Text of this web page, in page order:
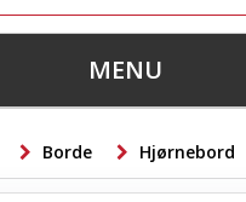
MENU
Borde Hjørnebord